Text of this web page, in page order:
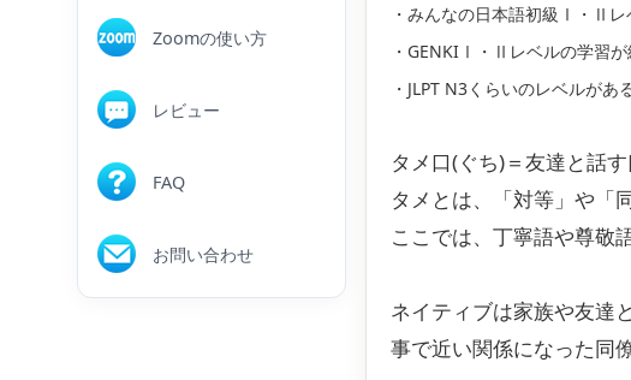
Zoomの使い方
レビュー
FAQ
お問い合わせ
・みんなの日本語初級Ⅰ・Ⅱレ
・GENKIⅠ・Ⅱレベルの学習が
・JLPT N3くらいのレベルがある
タメ口(ぐち)＝友達と話
タメとは、「対等」や「
ここでは、丁寧語や尊敬
ネイティブは家族や友達
事で近い関係になった同